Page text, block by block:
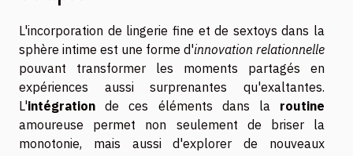
L'incorporation de lingerie fine et de sextoys dans la
sphère intime est une forme d'innovation relationnelle
pouvant transformer les moments partagés en
expériences aussi surprenantes qu'exaltantes.
L'intégration de ces éléments dans la routine
amoureuse permet non seulement de briser la
monotonie, mais aussi d'explorer de nouveaux